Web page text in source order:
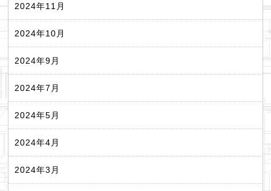
2024年11月
2024年10月
2024年9月
2024年7月
2024年5月
2024年4月
2024年3月